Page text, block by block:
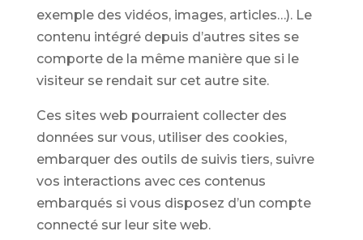
exemple des vidéos, images, articles…). Le
contenu intégré depuis d’autres sites se
comporte de la même manière que si le
visiteur se rendait sur cet autre site.
Ces sites web pourraient collecter des
données sur vous, utiliser des cookies,
embarquer des outils de suivis tiers, suivre
vos interactions avec ces contenus
embarqués si vous disposez d’un compte
connecté sur leur site web.